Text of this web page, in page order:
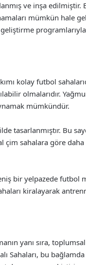
ve inşa edilmiştir.
mümkün hale
kolay futbol
olmalarıdır.
mümkündür.
tasarlanmıştır. Bu
çim sahalara göre daha
bir yelpazede futbol
kiralayarak
yanı sıra, toplumsal
Sahaları, bu